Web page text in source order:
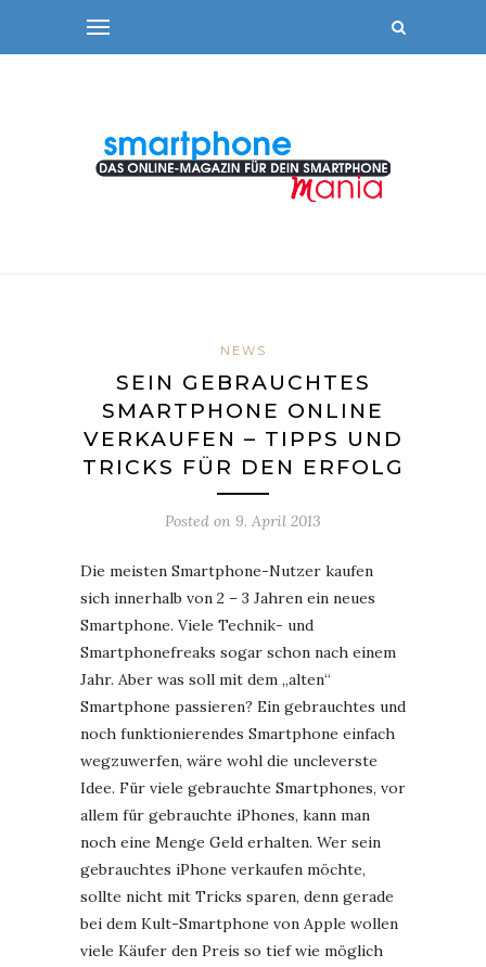
NEWS
SEIN GEBRAUCHTES
SMARTPHONE ONLINE
VERKAUFEN – TIPPS UND
TRICKS FÜR DEN ERFOLG
Posted on 9. April 2013
Die meisten Smartphone-Nutzer kaufen
sich innerhalb von 2 – 3 Jahren ein neues
Smartphone. Viele Technik- und
Smartphonefreaks sogar schon nach einem
Jahr. Aber was soll mit dem „alten“
Smartphone passieren? Ein gebrauchtes und
noch funktionierendes Smartphone einfach
wegzuwerfen, wäre wohl die uncleverste
Idee. Für viele gebrauchte Smartphones, vor
allem für gebrauchte iPhones, kann man
noch eine Menge Geld erhalten. Wer sein
gebrauchtes iPhone verkaufen möchte,
sollte nicht mit Tricks sparen, denn gerade
bei dem Kult-Smartphone von Apple wollen
viele Käufer den Preis so tief wie möglich